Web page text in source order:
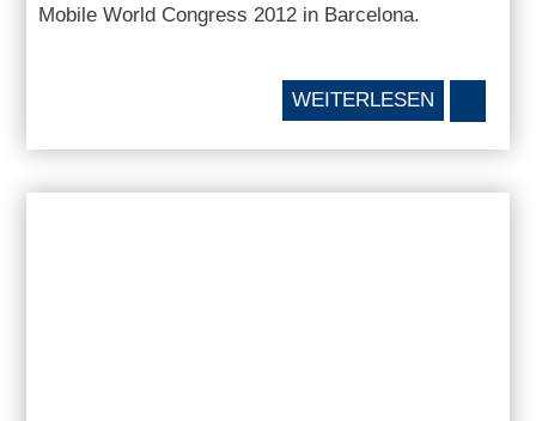
Mobile World Congress 2012 in Barcelona.
WEITERLESEN